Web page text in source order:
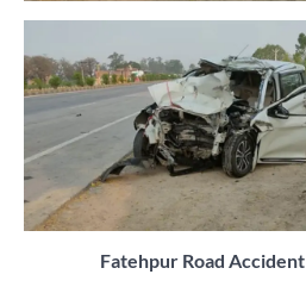
Fatehpur Road Accident